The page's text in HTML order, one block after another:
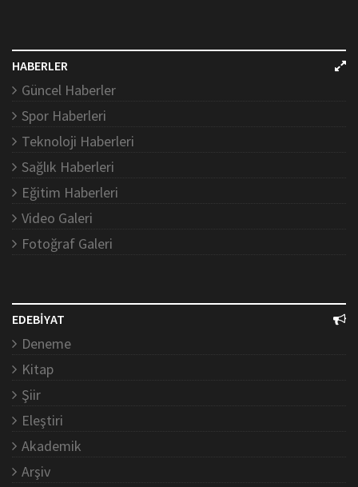
HABERLER
Güncel Haberler
Spor Haberleri
Teknoloji Haberleri
Sağlık Haberleri
Eğitim Haberleri
Video Galeri
Fotoğraf Galeri
EDEBİYAT
Deneme
Kitap
Şiir
Eleştiri
Akademik
Arşiv